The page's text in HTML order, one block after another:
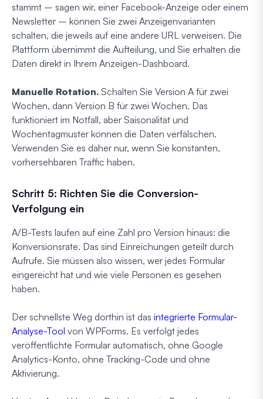
stammt – sagen wir, einer Facebook-Anzeige oder einem
Newsletter – können Sie zwei Anzeigenvarianten
schalten, die jeweils auf eine andere URL verweisen. Die
Plattform übernimmt die Aufteilung, und Sie erhalten die
Daten direkt in Ihrem Anzeigen-Dashboard.
Manuelle Rotation. Schalten Sie Version A für zwei
Wochen, dann Version B für zwei Wochen. Das
funktioniert im Notfall, aber Saisonalität und
Wochentagmuster können die Daten verfälschen.
Verwenden Sie es daher nur, wenn Sie konstanten,
vorhersehbaren Traffic haben.
Schritt 5: Richten Sie die Conversion-
Verfolgung ein
A/B-Tests laufen auf eine Zahl pro Version hinaus: die
Konversionsrate. Das sind Einreichungen geteilt durch
Aufrufe. Sie müssen also wissen, wer jedes Formular
eingereicht hat und wie viele Personen es gesehen
haben.
Der schnellste Weg dorthin ist das integrierte Formular-
Analyse-Tool von WPForms. Es verfolgt jedes
veröffentlichte Formular automatisch, ohne Google
Analytics-Konto, ohne Tracking-Code und ohne
Aktivierung.